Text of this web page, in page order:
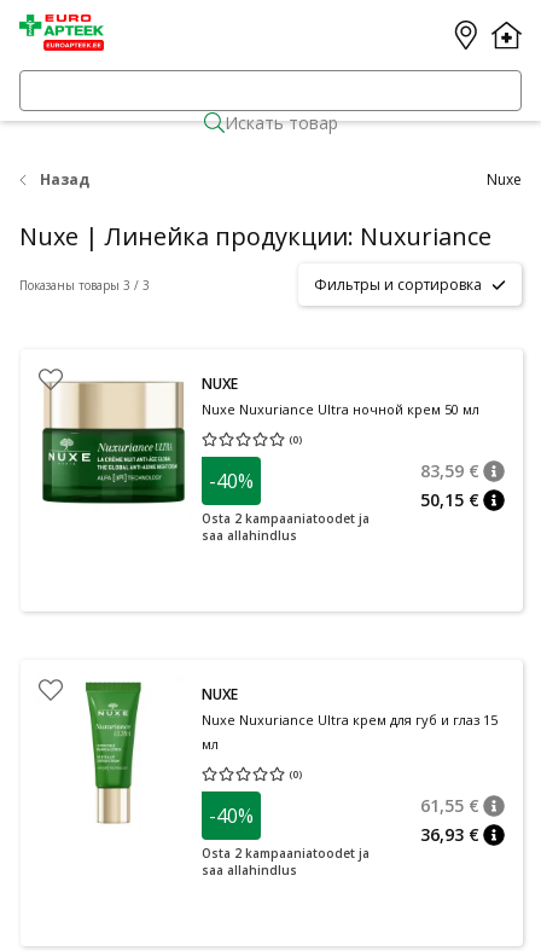
Искать товар
Назад Nuxe
Nuxe | Линейка продукции: Nuxuriance
Показаны товары 3 / 3 Фильтры и сортировка
NUXE
Nuxe Nuxuriance Ultra ночной крем 50 мл
(0)
Средняя оценка 0.00
-40%
Osta 2 kampaaniatoodet ja
saa allahindlus
83,59 €
50,15 €
NUXE
Nuxe Nuxuriance Ultra крем для губ и глаз 15
мл
(0)
Средняя оценка 0.00
-40%
Osta 2 kampaaniatoodet ja
saa allahindlus
61,55 €
36,93 €